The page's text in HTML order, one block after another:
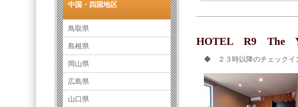
HOTEL R9 The
◆ ２３時以降のチェックイ
中国・四国地区
鳥取県
島根県
岡山県
広島県
山口県